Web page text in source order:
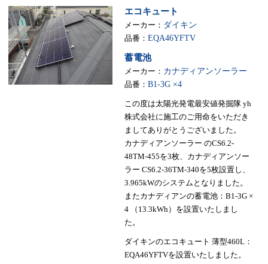
エコキュート
メーカー： ダイキン
品番： EQA46YFTV
蓄電池
メーカー： カナディアンソーラー
品番： B1-3G ×4
この度は太陽光発電最安値発掘隊 yh
株式会社に施工のご用命をいただき
ましてありがとうございました。
カナディアンソーラー のCS6.2-
48TM-455を3枚、カナディアンソー
ラー CS6.2-36TM-340を5枚設置し、
3.965kWのシステムとなりました。
またカナディアンの蓄電池：B1-3G ×
4 （13.3kWh）を設置いたしまし
た。
ダイキンのエコキュート 薄型460L：
EQA46YFTVを設置いたしました。